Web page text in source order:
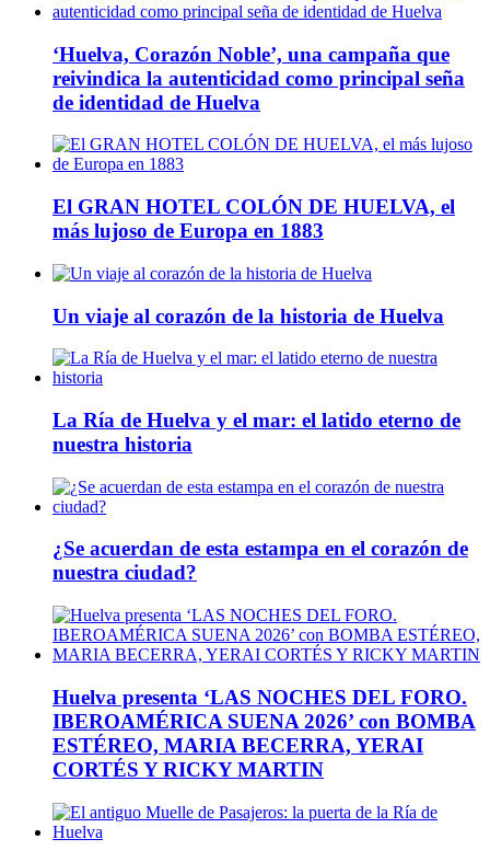
‘Huelva, Corazón Noble’, una campaña que
reivindica la autenticidad como principal seña
de identidad de Huelva
El GRAN HOTEL COLÓN DE HUELVA, el
más lujoso de Europa en 1883
Un viaje al corazón de la historia de Huelva
La Ría de Huelva y el mar: el latido eterno de
nuestra historia
¿Se acuerdan de esta estampa en el corazón de
nuestra ciudad?
Huelva presenta ‘LAS NOCHES DEL FORO.
IBEROAMÉRICA SUENA 2026’ con BOMBA
ESTÉREO, MARIA BECERRA, YERAI
CORTÉS Y RICKY MARTIN